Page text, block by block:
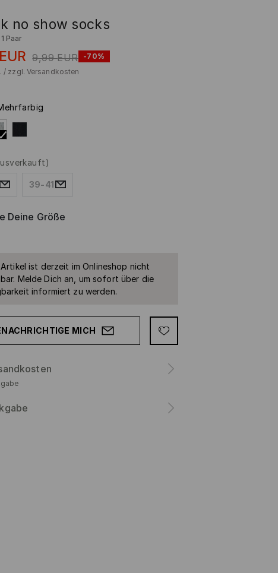
no show socks
1 Paar
EUR 9,99 EUR
-70%
/ zzgl. Versandkosten
39-41
Deine Größe
ist derzeit im Onlineshop nicht
Melde Dich an, um sofort über die
informiert zu werden.
MICH